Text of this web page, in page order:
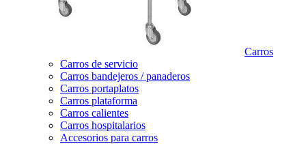
Carros
Carros de servicio
Carros bandejeros / panaderos
Carros portaplatos
Carros plataforma
Carros calientes
Carros hospitalarios
Accesorios para carros